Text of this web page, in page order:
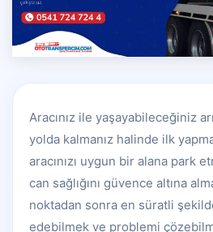
Aracınız ile yaşayabileceğiniz
yolda kalmanız halinde ilk
aracınızı uygun bir alana park
can sağlığını güvence altına
noktadan sonra en süratli
edebilmek ve problemi